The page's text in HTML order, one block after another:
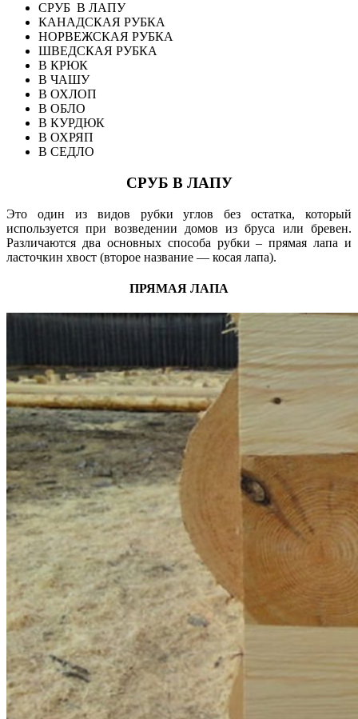
СРУБ В ЛАПУ
КАНАДСКАЯ РУБКА
НОРВЕЖСКАЯ РУБКА
ШВЕДСКАЯ РУБКА
В КРЮК
В ЧАШУ
В ОХЛОП
В ОБЛО
В КУРДЮК
В ОХРЯП
В СЕДЛО
СРУБ В ЛАПУ
Это один из видов рубки углов без остатка, который
используется при возведении домов из бруса или бревен.
Различаются два основных способа рубки – прямая лапа и
ласточкин хвост (второе название — косая лапа).
ПРЯМАЯ ЛАПА